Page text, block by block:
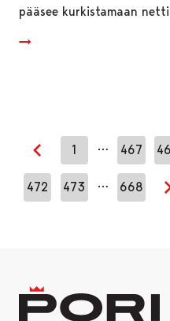
pääsee kurkistamaan
Edellinen sivu
1 … 467
472 473 … 668